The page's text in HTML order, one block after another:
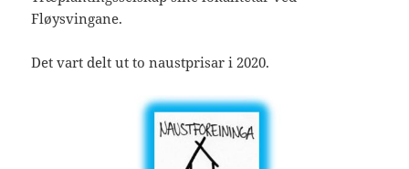
Fløysvingane.
Det vart delt ut to naustprisar i 2020.